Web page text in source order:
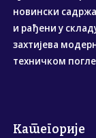
новински
и рађени у
захтијева
техничком
Категорије